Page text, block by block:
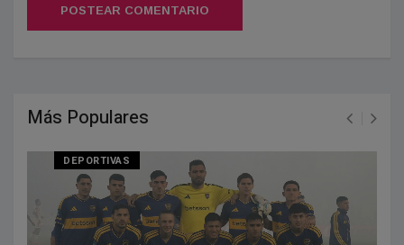
POSTEAR COMENTARIO
Más Populares
DEPORTIVAS